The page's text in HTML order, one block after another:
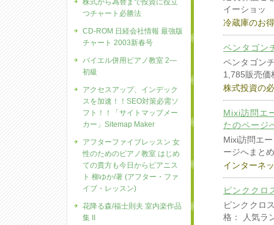
イーショッ
冷蔵庫のお
ペンタゴン
ペンタゴン
1,785販売価
株式投資の
Mixi訪問エ
たのページ
Mixi訪問エ
ージへまと
インターネ
ピンククロ
ピンククロ
格： 人気ラ
株式から為替まで投資に役立
つチャート必勝法
CD-ROM 日経会社情報 最強版
チャート 2003新春号
バイエル併用ピアノ教室 2―
初級
アクセスアップ、インデック
スを加速！！SEO対策必需ソ
フト！！「サイトマップメー
カー」Sitemap Maker
アフターファイブレッスン 女
性のためのピアノ教室 はじめ
ての貴方も今日からピアニス
ト 柳ゆか/著 (アフター・ファ
イブ・レッスン)
花降る森/福士則夫 室内楽作品
集 II